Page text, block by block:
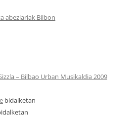
abezlariak Bilbon
– Bilbao Urban Musikaldia 2009
bidalketan